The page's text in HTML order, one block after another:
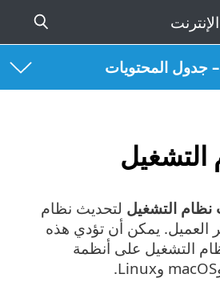
التشغيل لتحديث نظام
العميل. يمكن أن تؤدي هذه
التشغيل على أنظمة